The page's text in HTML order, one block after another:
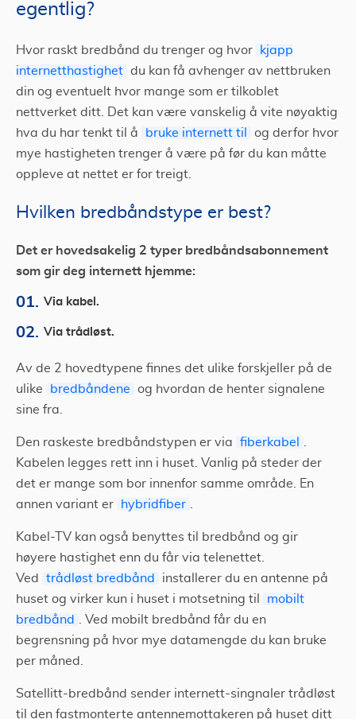
egentlig?
Hvor raskt bredbånd du trenger og hvor
kjapp
internetthastighet du kan få avhenger av nettbruken
din og eventuelt hvor mange som er tilkoblet
nettverket ditt. Det kan være vanskelig å vite nøyaktig
hva du har tenkt til å
bruke internett til
og derfor hvor
mye hastigheten trenger å være på før du kan måtte
oppleve at nettet er for treigt.
Hvilken bredbåndstype er best?
Det er hovedsakelig 2 typer bredbåndsabonnement
som gir deg internett hjemme:
Via kabel.
Via trådløst.
Av de 2 hovedtypene finnes det ulike forskjeller på de
ulike
bredbåndene
og hvordan de henter signalene
sine fra.
Den raskeste bredbåndstypen er via fiberkabel
Kabelen legges rett inn i huset. Vanlig på steder der
det er mange som bor innenfor samme område. En
annen variant er
hybridfiber
Kabel-TV kan også benyttes til bredbånd og gir
høyere hastighet enn du får via telenettet.
Ved
trådløst bredbånd
installerer du en antenne på
huset og virker kun i huset i motsetning til
mobilt
bredbånd
. Ved mobilt bredbånd får du en
begrensning på hvor mye datamengde du kan bruke
per måned.
Satellitt-bredbånd sender internett-singnaler trådløst
til den fastmonterte antennemottakeren på huset ditt